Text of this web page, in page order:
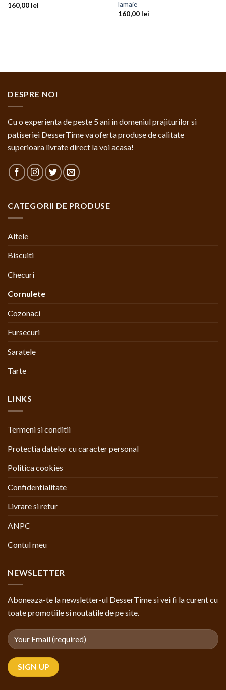
160,00 lei
lamaie
160,00 lei
DESPRE NOI
Cu o experienta de peste 5 ani in domeniul prajiturilor si
patiseriei DesserTime va oferta produse de calitate
superioara livrate direct la voi acasa!
CATEGORII DE PRODUSE
Altele
Biscuiti
Checuri
Cornulete
Cozonaci
Fursecuri
Saratele
Tarte
LINKS
Termeni si conditii
Protectia datelor cu caracter personal
Politica cookies
Confidentialitate
Livrare si retur
ANPC
Contul meu
NEWSLETTER
Aboneaza-te la newsletter-ul DesserTime si vei fi la curent cu
toate promotiile si noutatile de pe site.